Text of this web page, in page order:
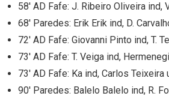
58′ AD Fafe: J. Ribeiro Oliveira ind,
68′ Paredes: Erik Erik ind, D.
72′ AD Fafe: Giovanni Pinto ind, T.
73′ AD Fafe: T. Veiga ind,
73′ AD Fafe: Ka ind, Carlos Teixeira
90′ Paredes: Balelo Balelo ind, R.